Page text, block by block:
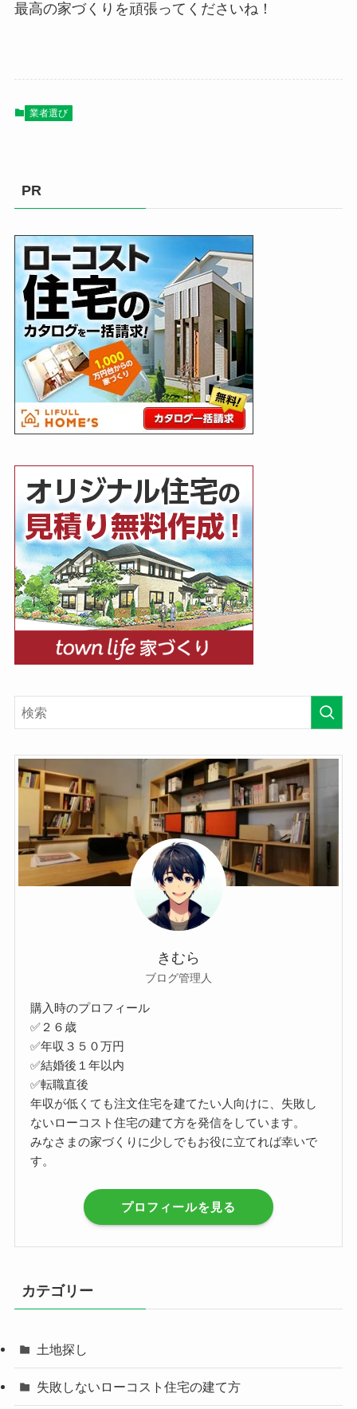
最高の家づくりを頑張ってくださいね！
業者選び
PR
きむら
ブログ管理人
購入時のプロフィール
✅２６歳
✅年収３５０万円
✅結婚後１年以内
✅転職直後
年収が低くても注文住宅を建てたい人向けに、失敗し
ないローコスト住宅の建て方を発信をしています。
みなさまの家づくりに少しでもお役に立てれば幸いで
す。
プロフィールを見る
カテゴリー
土地探し
失敗しないローコスト住宅の建て方